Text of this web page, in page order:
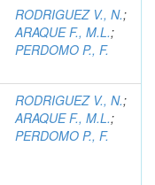
RODRIGUEZ V., N.;
ARAQUE F., M.L.;
PERDOMO P., F.
RODRIGUEZ V., N.;
ARAQUE F., M.L.;
PERDOMO P., F.